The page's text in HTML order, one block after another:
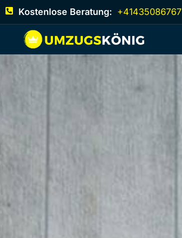
Kostenlose Beratung: +41435086767